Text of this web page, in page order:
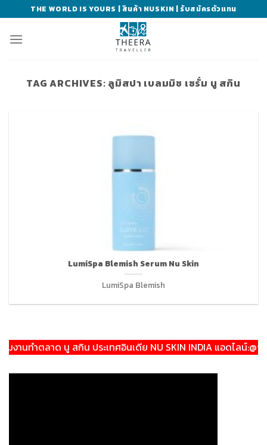
to
content
THE WORLD IS YOURS | สินค้า NUSKIN | รับสมัครตัวแทน
TAG ARCHIVES: ลูมิสปา เบลมมิช เซรั่ม นู สกิน
LumiSpa Blemish Serum Nu Skin
LumiSpa Blemish
ทำตลาด นู สกิน ประเทศอินเดีย NU SKIN INDIA แอดไลน์